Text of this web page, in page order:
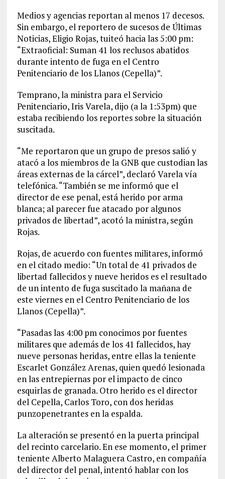
Medios y agencias reportan al menos 17 decesos.
Sin embargo, el reportero de sucesos de Últimas
Noticias, Eligio Rojas, tuiteó hacia las 5:00 pm:
“Extraoficial: Suman 41 los reclusos abatidos
durante intento de fuga en el Centro
Penitenciario de los Llanos (Cepella)”.
Temprano, la ministra para el Servicio
Penitenciario, Iris Varela, dijo (a la 1:53pm) que
estaba recibiendo los reportes sobre la situación
suscitada.
“Me reportaron que un grupo de presos salió y
atacó a los miembros de la GNB que custodian las
áreas externas de la cárcel”, declaró Varela vía
telefónica. “También se me informó que el
director de ese penal, está herido por arma
blanca; al parecer fue atacado por algunos
privados de libertad”, acotó la ministra, según
Rojas.
Rojas, de acuerdo con fuentes militares, informó
en el citado medio: “Un total de 41 privados de
libertad fallecidos y nueve heridos es el resultado
de un intento de fuga suscitado la mañana de
este viernes en el Centro Penitenciario de los
Llanos (Cepella)”.
“Pasadas las 4:00 pm conocimos por fuentes
militares que además de los 41 fallecidos, hay
nueve personas heridas, entre ellas la teniente
Escarlet González Arenas, quien quedó lesionada
en las entrepiernas por el impacto de cinco
esquirlas de granada. Otro herido es el director
del Cepella, Carlos Toro, con dos heridas
punzopenetrantes en la espalda.
La alteración se presentó en la puerta principal
del recinto carcelario. En ese momento, el primer
teniente Alberto Malaguera Castro, en compañía
del director del penal, intentó hablar con los